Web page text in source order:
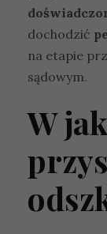
dochodzić
na etapie
sądowym.
W